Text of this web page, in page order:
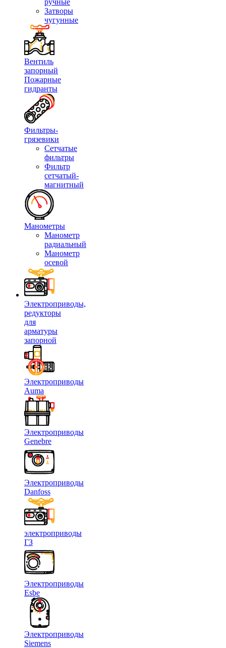
ручные
Затворы
чугунные
Вентиль
запорный
Пожарные
гидранты
Фильтры-
грязевики
Сетчатые
фильтры
Фильтр
сетчатый-
магнитный
Манометры
Манометр
радиальный
Манометр
осевой
Электроприводы,
редукторы
для
арматуры
запорной
Электроприводы
Auma
Электроприводы
Genebre
Электроприводы
Danfoss
электроприводы
ГЗ
Электроприводы
Esbe
Электроприводы
Siemens